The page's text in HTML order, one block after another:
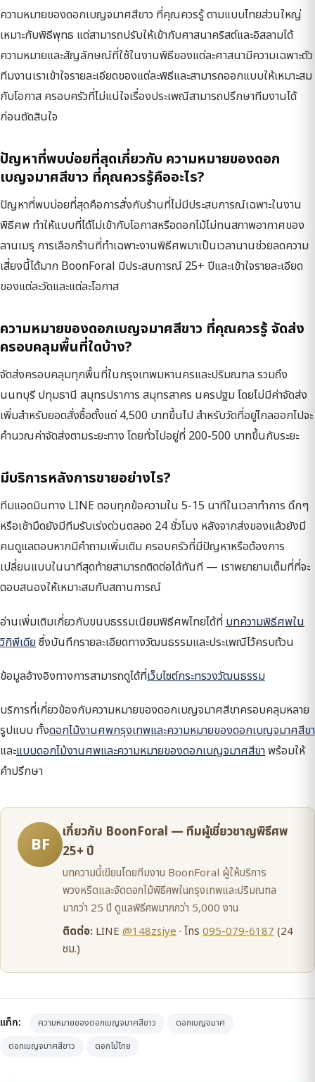
ความหมายของดอกเบญจมาศสีขาว ที่คุณควรรู้ ตามแบบไทยส่วนใหญ่
เหมาะกับพิธีพุทธ แต่สามารถปรับให้เข้ากับศาสนาคริสต์และอิสลามได้
ความหมายและสัญลักษณ์ที่ใช้ในงานพิธีของแต่ละศาสนามีความเฉพาะตัว
ทีมงานเราเข้าใจรายละเอียดของแต่ละพิธีและสามารถออกแบบให้เหมาะสม
กับโอกาส ครอบครัวที่ไม่แน่ใจเรื่องประเพณีสามารถปรึกษาทีมงานได้
ก่อนตัดสินใจ
ปัญหาที่พบบ่อยที่สุดเกี่ยวกับ ความหมายของดอก
เบญจมาศสีขาว ที่คุณควรรู้คืออะไร?
ปัญหาที่พบบ่อยที่สุดคือการสั่งกับร้านที่ไม่มีประสบการณ์เฉพาะในงาน
พิธีศพ ทำให้แบบที่ได้ไม่เข้ากับโอกาสหรือดอกไม้ไม่ทนสภาพอากาศของ
ลานเมรุ การเลือกร้านที่ทำเฉพาะงานพิธีศพมาเป็นเวลานานช่วยลดความ
เสี่ยงนี้ได้มาก BoonForal มีประสบการณ์ 25+ ปีและเข้าใจรายละเอียด
ของแต่ละวัดและแต่ละโอกาส
ความหมายของดอกเบญจมาศสีขาว ที่คุณควรรู้ จัดส่ง
ครอบคลุมพื้นที่ใดบ้าง?
จัดส่งครอบคลุมทุกพื้นที่ในกรุงเทพมหานครและปริมณฑล รวมถึง
นนทบุรี ปทุมธานี สมุทรปราการ สมุทรสาคร นครปฐม โดยไม่มีค่าจัดส่ง
เพิ่มสำหรับยอดสั่งซื้อตั้งแต่ 4,500 บาทขึ้นไป สำหรับวัดที่อยู่ไกลออกไปจะ
คำนวณค่าจัดส่งตามระยะทาง โดยทั่วไปอยู่ที่ 200-500 บาทขึ้นกับระยะ
มีบริการหลังการขายอย่างไร?
ทีมแอดมินทาง LINE ตอบทุกข้อความใน 5-15 นาทีในเวลาทำการ ดึกๆ
หรือเช้ามืดยังมีทีมรับเร่งด่วนตลอด 24 ชั่วโมง หลังจากส่งของแล้วยังมี
คนดูแลตอบหากมีคำถามเพิ่มเติม ครอบครัวที่มีปัญหาหรือต้องการ
เปลี่ยนแบบในนาทีสุดท้ายสามารถติดต่อได้ทันที — เราพยายามเต็มที่ที่จะ
ตอบสนองให้เหมาะสมกับสถานการณ์
อ่านเพิ่มเติมเกี่ยวกับขนบธรรมเนียมพิธีศพไทยได้ที่ บทความพิธีศพใน
วิกิพีเดียซึ่งบันทึกรายละเอียดทางวัฒนธรรมและประเพณีไว้ครบถ้วน
ข้อมูลอ้างอิงทางการสามารถดูได้ที่เว็บไซต์กระทรวงวัฒนธรรม
บริการที่เกี่ยวข้องกับความหมายของดอกเบญจมาศสีขาครอบคลุมหลาย
รูปแบบ ทั้งดอกไม้งานศพกรุงเทพและความหมายของดอกเบญจมาศสีขา
และแบบดอกไม้งานศพและความหมายของดอกเบญจมาศสีขาพร้อมให้
คำปรึกษา
BF
เกี่ยวกับ BoonForal — ทีมผู้เชี่ยวชาญพิธีศพ
25+ ปี
บทความนี้เขียนโดยทีมงาน BoonForal ผู้ให้บริการ
พวงหรีดและจัดดอกไม้พิธีศพในกรุงเทพและปริมณฑล
มากว่า 25 ปี ดูแลพิธีศพมากกว่า 5,000 งาน
ติดต่อ: LINE @148zsiye· โทร 095-079-6187(24
ชม.)
แท็ก: ความหมายของดอกเบญจมาศสีขาว
ดอกเบญจมาศ
ดอกเบญจมาศสีขาว
ดอกไม้ไทย